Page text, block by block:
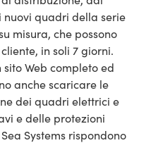
quadri della serie
misura, che possono
in soli 7 giorni.
Web completo ed
anche scaricare le
dei quadri elettrici e
e delle protezioni
Systems rispondono